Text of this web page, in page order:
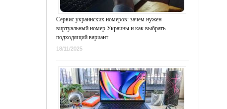
Сервис украинских номеров: зачем нужен
виртуальный номер Украины и как выбрать
подходящий вариант
18/11/2025